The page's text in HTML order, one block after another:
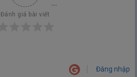
Đánh giá bài viết
Đăng nhập